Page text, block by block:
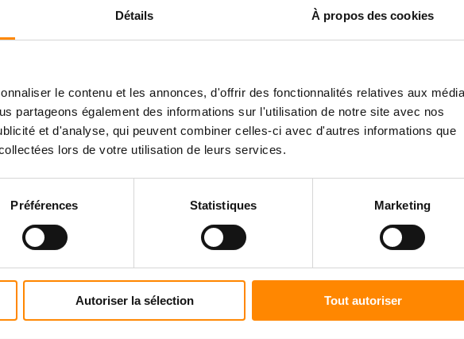
Détails À propos des cookies
le contenu et les annonces, d'offrir des fonctionnalités relatives aux
partageons également des informations sur l'utilisation de notre site avec nos
et d'analyse, qui peuvent combiner celles-ci avec d'autres informations que
lors de votre utilisation de leurs services.
Préférences Statistiques Marketing
Autoriser la sélection Tout autoriser
?
FAÇADES / BARDAGES
Comment entretenir ma façade en bois extérieure ?
Comment installer sa façade en bois ?
Quelles sont les particularités de vos façades en